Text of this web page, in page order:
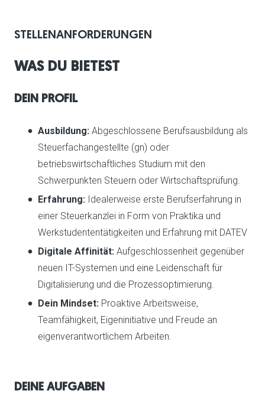
STELLENANFORDERUNGEN
WAS DU BIETEST
DEIN PROFIL
Ausbildung: Abgeschlossene Berufsausbildung als
Steuerfachangestellte (gn) oder
betriebswirtschaftliches Studium mit den
Schwerpunkten Steuern oder Wirtschaftsprüfung.
Erfahrung: Idealerweise erste Berufserfahrung in
einer Steuerkanzlei in Form von Praktika und
Werkstudententätigkeiten und Erfahrung mit DATEV
Digitale Affinität: Aufgeschlossenheit gegenüber
neuen IT-Systemen und eine Leidenschaft für
Digitalisierung und die Prozessoptimierung.
Dein Mindset: Proaktive Arbeitsweise,
Teamfähigkeit, Eigeninitiative und Freude an
eigenverantwortlichem Arbeiten.
DEINE AUFGABEN